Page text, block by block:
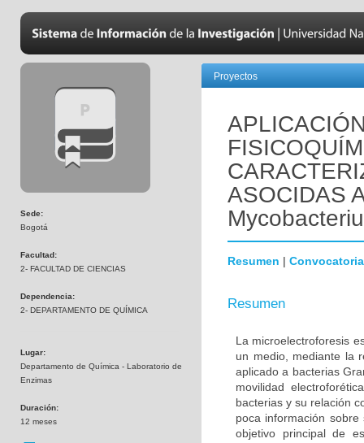
Sede:
Bogotá
Facultad:
2- FACULTAD DE CIENCIAS
Dependencia:
2- DEPARTAMENTO DE QUÍMICA
Lugar:
Departamento de Química - Laboratorio de
Enzimas
Duración:
12 meses
Proyectos
ASOCIDAS
Resumen | Convocatoria
Resumen
La microelectroforesis
un medio, mediante la
aplicado a bacterias
movilidad
bacterias y su relación
poca información
objetivo principal de